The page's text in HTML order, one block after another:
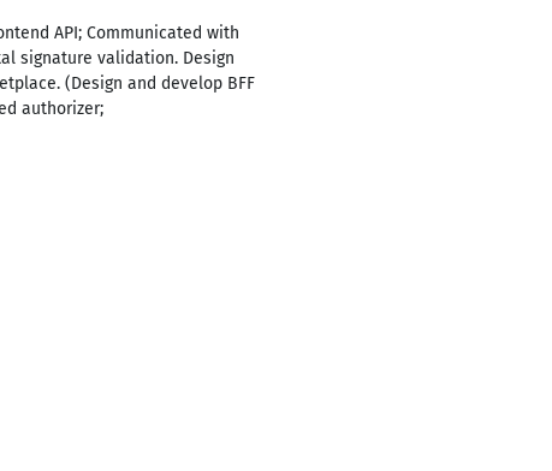
API; Communicated with
signature validation. Design
(Design and develop BFF
authorizer;